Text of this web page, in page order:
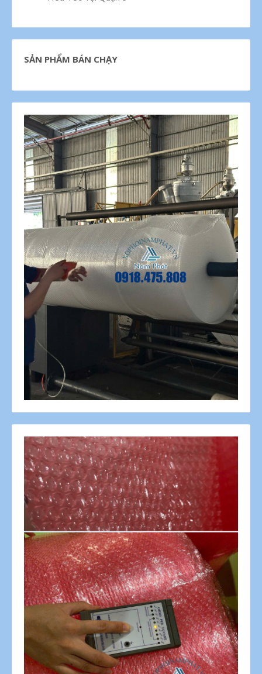
SẢN PHẨM BÁN CHẠY